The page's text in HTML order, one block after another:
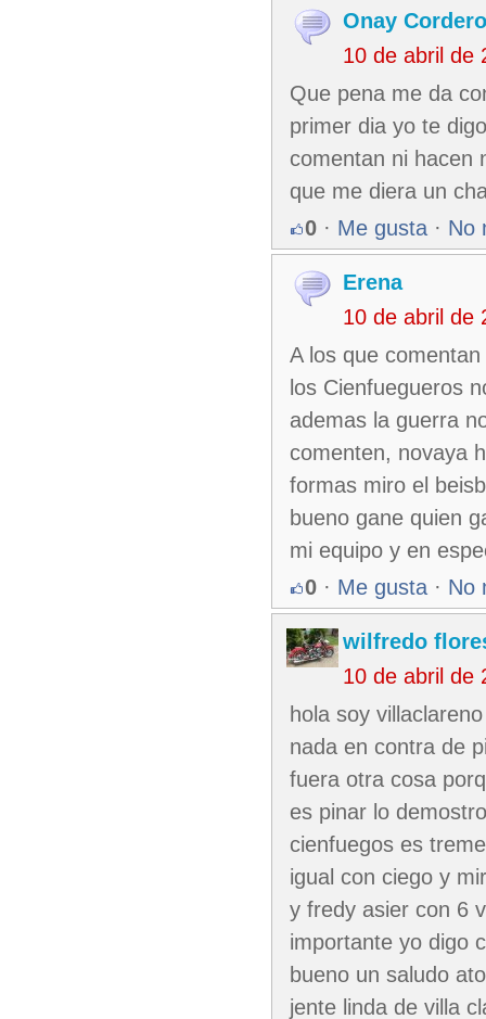
Onay Cordero
10 de abril de
Que pena me da
primer dia yo te
comentan ni hacen
que me diera un
0 · Me gusta · No
Erena
10 de abril de
A los que
los Cienfuegueros
ademas la guerra
comenten, novaya
formas miro el
bueno gane quien
mi equipo y en
0 · Me gusta · No
wilfredo
10 de abril de
hola soy
nada en contra de
fuera otra cosa
es pinar lo
cienfuegos es
igual con ciego y
y fredy asier con 6
importante yo digo
bueno un saludo
jente linda de villa